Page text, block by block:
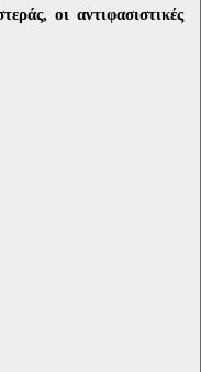
οι αντιφασιστικές